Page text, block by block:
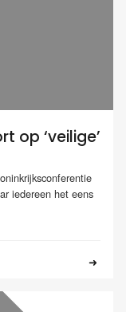
op ‘veilige’
iedereen het eens